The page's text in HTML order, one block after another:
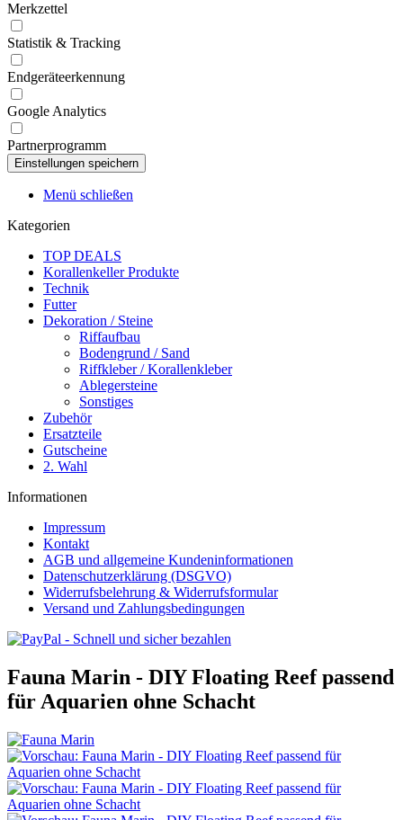
Merkzettel
Statistik & Tracking
Endgeräteerkennung
Google Analytics
Partnerprogramm
Menü schließen
Kategorien
TOP DEALS
Korallenkeller Produkte
Technik
Futter
Dekoration / Steine
Riffaufbau
Bodengrund / Sand
Riffkleber / Korallenkleber
Ablegersteine
Sonstiges
Zubehör
Ersatzteile
Gutscheine
2. Wahl
Informationen
Impressum
Kontakt
AGB und allgemeine Kundeninformationen
Datenschutzerklärung (DSGVO)
Widerrufsbelehrung & Widerrufsformular
Versand und Zahlungsbedingungen
Fauna Marin - DIY Floating Reef passend
für Aquarien ohne Schacht